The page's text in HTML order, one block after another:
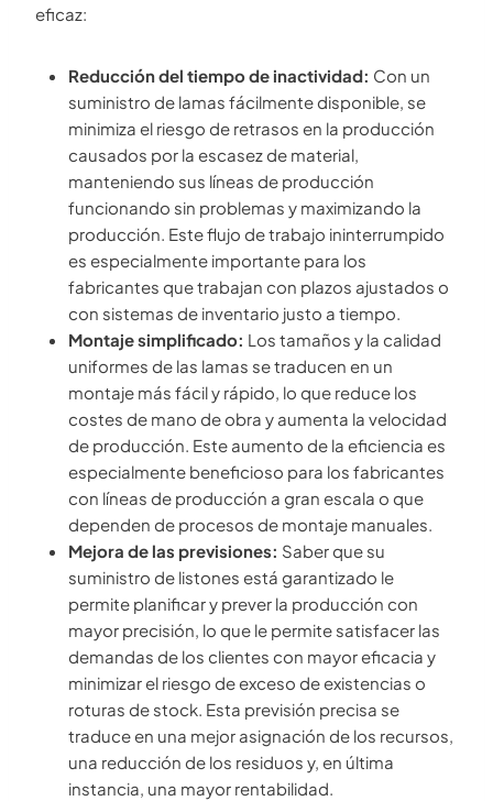
eficaz:
Reducción del tiempo de inactividad: Con un
suministro de lamas fácilmente disponible, se
minimiza el riesgo de retrasos en la producción
causados por la escasez de material,
manteniendo sus líneas de producción
funcionando sin problemas y maximizando la
producción. Este flujo de trabajo ininterrumpido
es especialmente importante para los
fabricantes que trabajan con plazos ajustados o
con sistemas de inventario justo a tiempo.
Montaje simplificado: Los tamaños y la calidad
uniformes de las lamas se traducen en un
montaje más fácil y rápido, lo que reduce los
costes de mano de obra y aumenta la velocidad
de producción. Este aumento de la eficiencia es
especialmente beneficioso para los fabricantes
con líneas de producción a gran escala o que
dependen de procesos de montaje manuales.
Mejora de las previsiones: Saber que su
suministro de listones está garantizado le
permite planificar y prever la producción con
mayor precisión, lo que le permite satisfacer las
demandas de los clientes con mayor eficacia y
minimizar el riesgo de exceso de existencias o
roturas de stock. Esta previsión precisa se
traduce en una mejor asignación de los recursos,
una reducción de los residuos y, en última
instancia, una mayor rentabilidad.